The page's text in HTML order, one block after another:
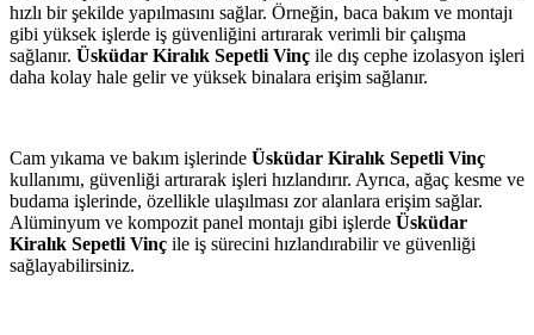
hızlı bir şekilde yapılmasını sağlar. Örneğin, baca bakım ve montajı
gibi yüksek işlerde iş güvenliğini artırarak verimli bir çalışma
sağlanır. Üsküdar Kiralık Sepetli Vinç ile dış cephe izolasyon işleri
daha kolay hale gelir ve yüksek binalara erişim sağlanır.
Cam yıkama ve bakım işlerinde Üsküdar Kiralık Sepetli Vinç
kullanımı, güvenliği artırarak işleri hızlandırır. Ayrıca, ağaç kesme ve
budama işlerinde, özellikle ulaşılması zor alanlara erişim sağlar.
Alüminyum ve kompozit panel montajı gibi işlerde Üsküdar
Kiralık Sepetli Vinç ile iş sürecini hızlandırabilir ve güvenliği
sağlayabilirsiniz.